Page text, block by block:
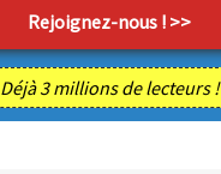
Déjà 3 millions de lecteurs !